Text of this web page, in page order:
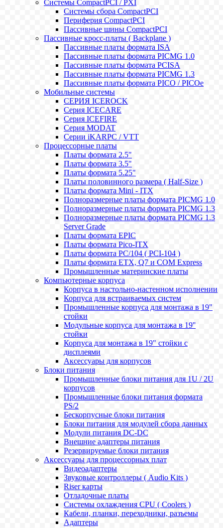
Системы CompactPCI / PXI
Системы сбора CompactPCI
Периферия CompactPCI
Пассивные шины CompactPCI
Пассивные кросс-платы ( Backplane )
Пассивные платы формата ISA
Пассивные платы формата PICMG 1.0
Пассивные платы формата PCISA
Пассивные платы формата PICMG 1.3
Пассивные платы формата PICO / PICOe
Мобильные системы
СЕРИЯ ICEROCK
Серия ICECARE
Серия ICEFIRE
Серия MODAT
Серии iKARPC / VTT
Процессорные платы
Платы формата 2.5"
Платы формата 3.5"
Платы формата 5.25"
Платы половинного размера ( Half-Size )
Платы формата Mini - ITX
Полноразмерные платы формата PICMG 1.0
Полноразмерные платы формата PICMG 1.3
Полноразмерные платы формата PICMG 1.3
Server Grade
Платы формата EPIC
Платы формата Pico-ITX
Платы формата PC/104 ( PCI-104 )
Платы формата ETX, Q7 и COM Express
Промышленные материнские платы
Компьютерные корпуса
Корпуса в настольно-настенном исполнении
Корпуса для встраиваемых систем
Промышленные корпуса для монтажа в 19"
стойки
Модульные корпуса для монтажа в 19''
стойки
Корпуса для монтажа в 19" стойки с
дисплеями
Аксессуары для корпусов
Блоки питания
Промышленные блоки питания для 1U / 2U
корпусов
Промышленные блоки питания формата
PS/2
Бескорпусные блоки питания
Блоки питания для модулей сбора данных
Модули питания DC-DC
Внешние адаптеры питания
Резервируемые блоки питания
Аксессуары для процессорных плат
Видеоадаптеры
Звуковые контроллеры ( Audio Kits )
Riser карты
Отладочные платы
Системы охлаждения CPU ( Coolers )
Кабели, планки, переходники, разъемы
Адаптеры